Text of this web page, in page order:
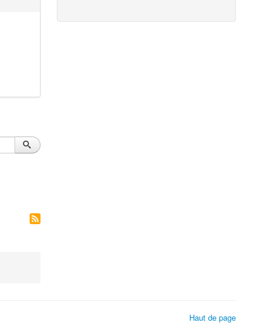
Haut de page